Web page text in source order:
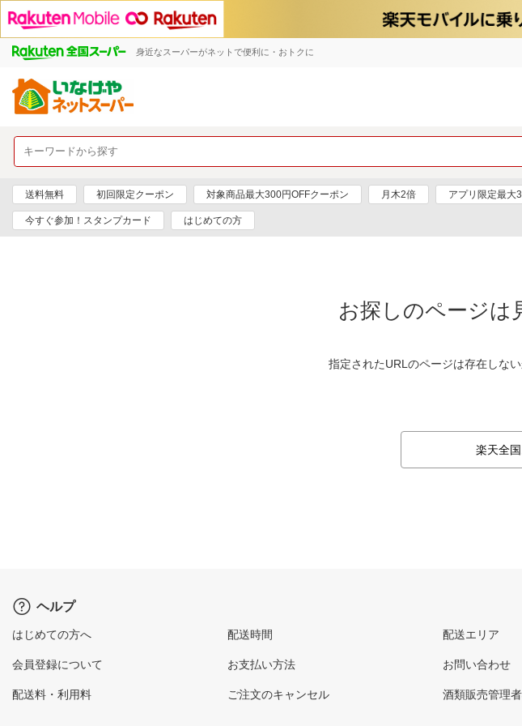
身近なスーパーがネットで便利に・おトクに
送料無料 初回限定クーポン 対象商品最大300円OFFクーポン 月木2倍 アプリ限定最大
今すぐ参加！スタンプカード はじめての方
お探しのページは
指定されたURLのページは存在しな
楽天全
ヘルプ
はじめての方へ
会員登録について
配送料・利用料
配送時間
お支払い方法
ご注文のキャンセル
配送エリア
お問い合わせ
酒類販売管理